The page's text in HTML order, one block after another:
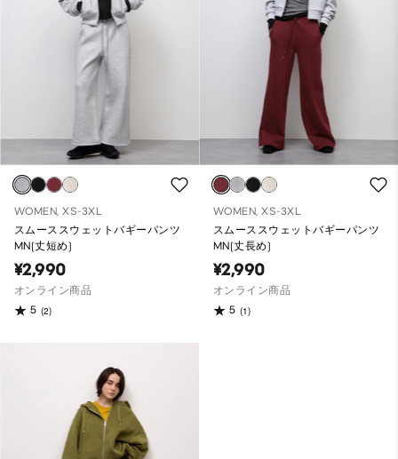
WOMEN, XS-3XL
スムーススウェットバギーパンツ
MN(丈短め)
¥2,990
オンライン商品
5 (2)
WOMEN, XS-3XL
スムーススウェットバギーパンツ
MN(丈長め)
¥2,990
オンライン商品
5 (1)